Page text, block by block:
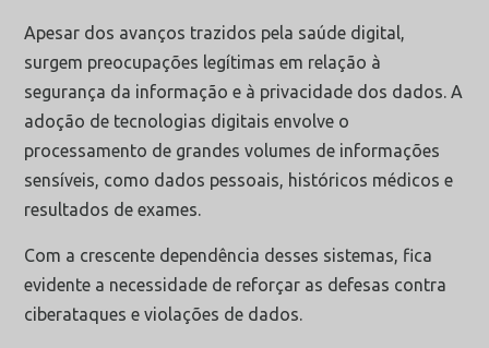
Apesar dos avanços trazidos pela saúde digital,
surgem preocupações legítimas em relação à
segurança da informação e à privacidade dos dados. A
adoção de tecnologias digitais envolve o
processamento de grandes volumes de informações
sensíveis, como dados pessoais, históricos médicos e
resultados de exames.
Com a crescente dependência desses sistemas, fica
evidente a necessidade de reforçar as defesas contra
ciberataques e violações de dados.